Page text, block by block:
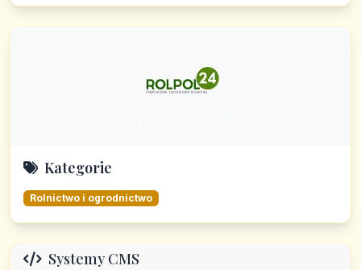
Kategorie
Rolnictwo i ogrodnictwo
Systemy CMS